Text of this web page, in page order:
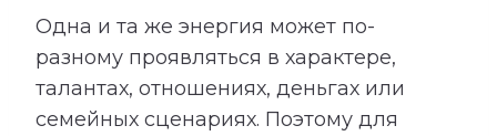
Одна и та же энергия может по-
разному проявляться в характере,
талантах, отношениях, деньгах или
семейных сценариях. Поэтому для